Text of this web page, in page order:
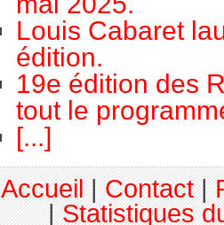
Louis Cabaret
édition.
19e édition des
tout le
[...]
Accueil|Contact|
|Statistiques